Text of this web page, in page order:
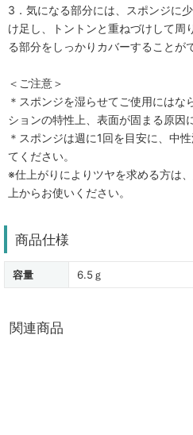
3．気になる部分には、スポンジに
け足し、トントンと重ねづけして周
る部分をしっかりカバーすることが
＜ご注意＞
＊スポンジを湿らせてご使用にはな
ションの特性上、表面が固まる原因
＊スポンジは週に1回を目安に、中
てください。
※仕上がりによりツヤを求める方は、
上からお使いください。
商品仕様
容量 6.5ｇ
関連商品